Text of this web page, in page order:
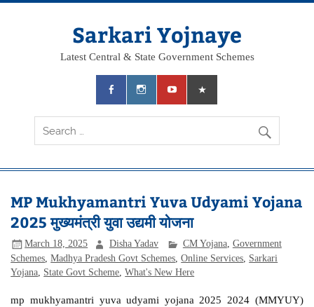
Skip
Sarkari Yojnaye
Latest Central & State Government Schemes
MP Mukhyamantri Yuva Udyami Yojana
2025 मुख्यमंत्री युवा उद्यमी योजना
March 18, 2025 Disha Yadav CM Yojana, Government
Schemes ,Madhya Pradesh Govt Schemes ,Online Services Sarkari
Yojana State Govt Scheme ,What's New Here
mp mukhyamantri yuva udyami yojana 2025 2024 (MMYUY)